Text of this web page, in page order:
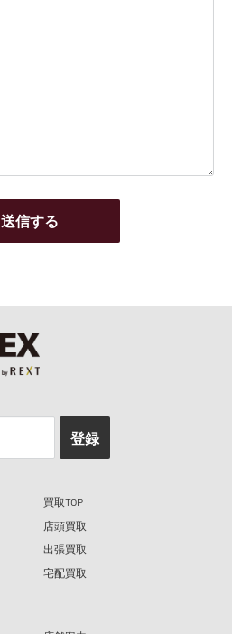
送信する
登録
買取TOP
店頭買取
出張買取
宅配買取